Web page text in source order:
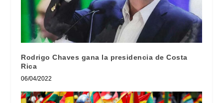
Rodrigo Chaves gana la presidencia de Costa
Rica
06/04/2022